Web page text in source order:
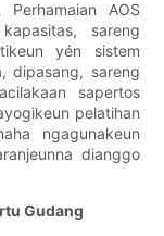
AOS
sareng
yén sistem
dipasang, sareng
sapertos
pelatihan
ngagunakeun
dianggo
Gudang